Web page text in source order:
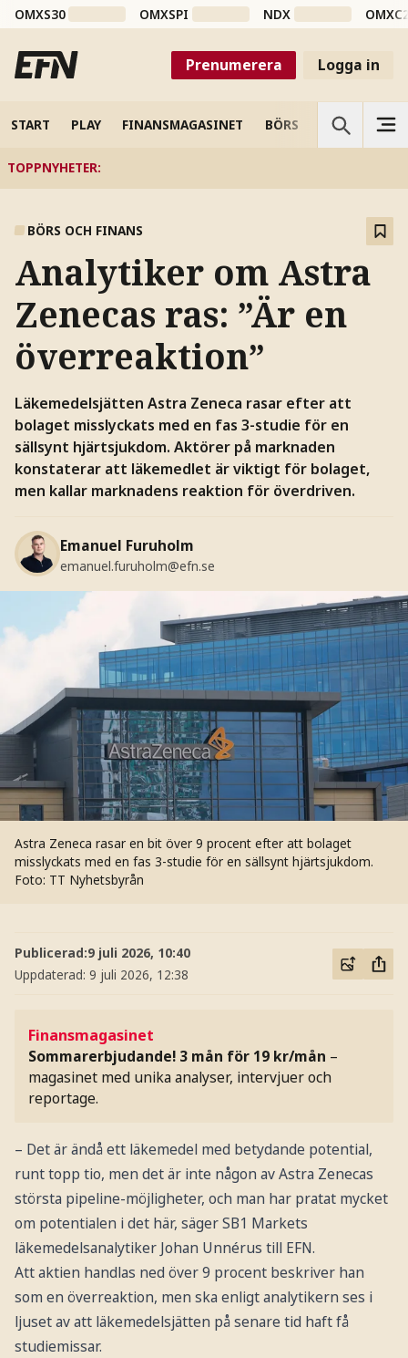
OMXS30 OMXSPI NDX
Prenumerera Logga in
START PLAY FINANSMAGASINET BÖRS VETENSKAP
TOPPNYHETER:
BÖRS OCH FINANS
Analytiker om Astra
Zenecas ras: ”Är en
överreaktion”
Läkemedelsjätten Astra Zeneca rasar efter att
bolaget misslyckats med en fas 3-studie för en
sällsynt hjärtsjukdom. Aktörer på marknaden
konstaterar att läkemedlet är viktigt för bolaget,
men kallar marknadens reaktion för överdriven.
Emanuel Furuholm
emanuel.furuholm@efn.se
Astra Zeneca rasar en bit över 9 procent efter att bolaget
misslyckats med en fas 3-studie för en sällsynt hjärtsjukdom.
Foto: TT Nyhetsbyrån
Publicerad:9 juli 2026, 10:40
Uppdaterad: 9 juli 2026, 12:38
Finansmagasinet
Sommarerbjudande! 3 mån för 19 kr/mån –
magasinet med unika analyser, intervjuer och
reportage.
– Det är ändå ett läkemedel med betydande potential,
runt topp tio, men det är inte någon av Astra Zenecas
största pipeline-möjligheter, och man har pratat mycket
om potentialen i det här, säger SB1 Markets
läkemedelsanalytiker Johan Unnérus till EFN.
Att aktien handlas ned över 9 procent beskriver han
som en överreaktion, men ska enligt analytikern ses i
ljuset av att läkemedelsjätten på senare tid haft få
studiemissar.